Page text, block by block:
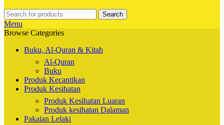
Search
Menu
Browse Categories
Buku, Al-Quran & Kitab
Al-Quran
Buku
Produk Kecantikan
Produk Kesihatan
Produk Kesihatan Luaran
Produk kesihatan Dalaman
Pakaian Lelaki